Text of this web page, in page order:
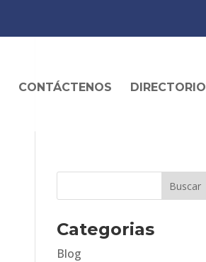
CONTÁCTENOS DIRECTORIO
Categorias
Blog